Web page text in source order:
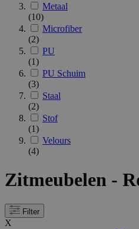
Metaal
(10)
Microfiber
(2)
PU
(1)
PU Schuim
(3)
Staal
(2)
Stof
(1)
Velours
(4)
Zitmeubelen -
Filter
X